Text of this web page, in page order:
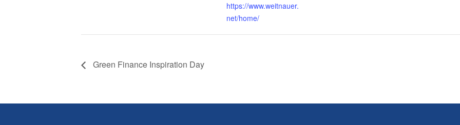
https://www.weitnauer.
net/home/
Green Finance Inspiration Day